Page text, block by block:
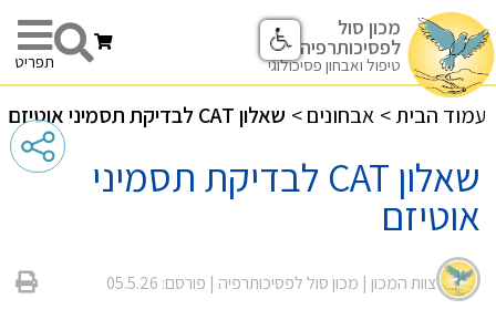
מכון סול
לפסיכותרפיה
טיפול ואבחון פסיכולוגי תפריט
שאלון CAT לבדיקת תסמיני אוטיזם > אבחונים > עמוד הבית
שאלון CAT לבדיקת תסמיני
אוטיזם
צוות המכון | מכון סול לפסיכותרפיה | פורסם: 05.5.26